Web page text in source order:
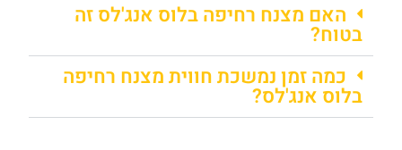
האם מצנח רחיפה בלוס אנג'לס זה
בטוח?
כמה זמן נמשכת חווית מצנח רחיפה
בלוס אנג'לס?